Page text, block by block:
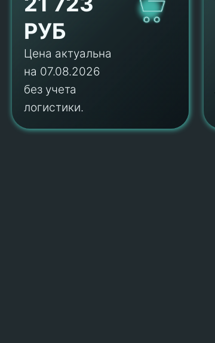
РУБ
Цена актуальна
на 07.08.2026
без учета
логистики.